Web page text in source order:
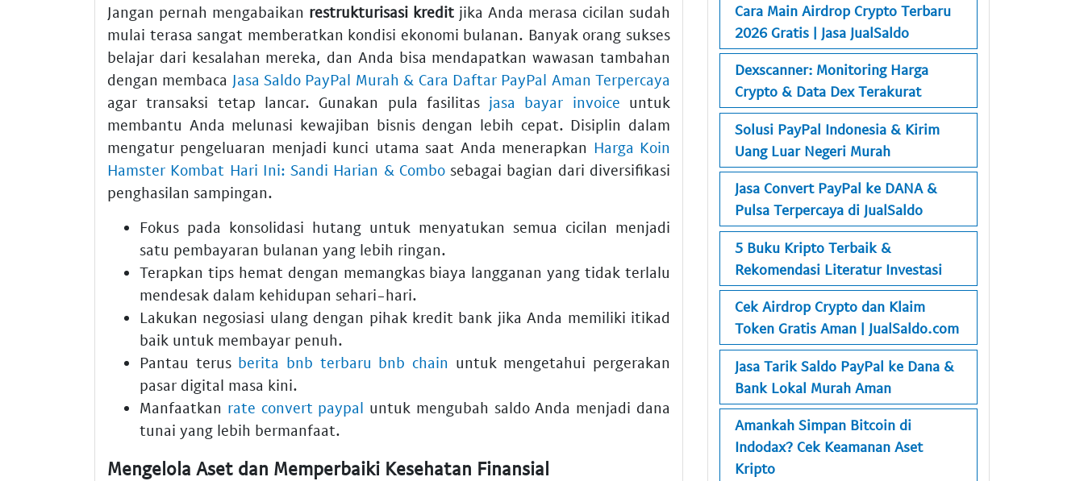
Jangan pernah mengabaikan restrukturisasi kredit jika Anda merasa cicilan sudah
mulai terasa sangat memberatkan kondisi ekonomi bulanan. Banyak orang sukses
belajar dari kesalahan mereka, dan Anda bisa mendapatkan wawasan tambahan
dengan membaca Jasa Saldo PayPal Murah & Cara Daftar PayPal Aman Terpercaya
agar transaksi tetap lancar. Gunakan pula fasilitas jasa bayar invoice untuk
membantu Anda melunasi kewajiban bisnis dengan lebih cepat. Disiplin dalam
mengatur pengeluaran menjadi kunci utama saat Anda menerapkan Harga Koin
Hamster Kombat Hari Ini: Sandi Harian & Combosebagai bagian dari diversifikasi
penghasilan sampingan.
Fokus pada konsolidasi hutang untuk menyatukan semua cicilan menjadi
satu pembayaran bulanan yang lebih ringan.
Terapkan tips hemat dengan memangkas biaya langganan yang tidak terlalu
mendesak dalam kehidupan sehari-hari.
Lakukan negosiasi ulang dengan pihak kredit bank jika Anda memiliki itikad
baik untuk membayar penuh.
Pantau terus berita bnb terbaru bnb chain untuk mengetahui pergerakan
pasar digital masa kini.
Manfaatkan rate convert paypal untuk mengubah saldo Anda menjadi dana
tunai yang lebih bermanfaat.
Mengelola Aset dan Memperbaiki Kesehatan Finansial
Cara Main Airdrop Crypto Terbaru
2026 Gratis | Jasa JualSaldo
Dexscanner: Monitoring Harga
Crypto & Data Dex Terakurat
Solusi PayPal Indonesia & Kirim
Uang Luar Negeri Murah
Jasa Convert PayPal ke DANA &
Pulsa Terpercaya di JualSaldo
5 Buku Kripto Terbaik &
Rekomendasi Literatur Investasi
Cek Airdrop Crypto dan Klaim
Token Gratis Aman | JualSaldo.com
Jasa Tarik Saldo PayPal ke Dana &
Bank Lokal Murah Aman
Amankah Simpan Bitcoin di
Indodax? Cek Keamanan Aset
Kripto